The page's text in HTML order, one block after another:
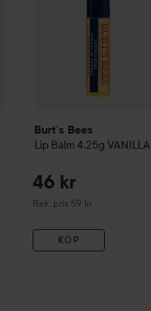
Burt´s Bees
Lip Balm 4.25g VANILLA
46 kr
Rek. pris 59 kr
Rekommenderat pris 59 kr
KÖP